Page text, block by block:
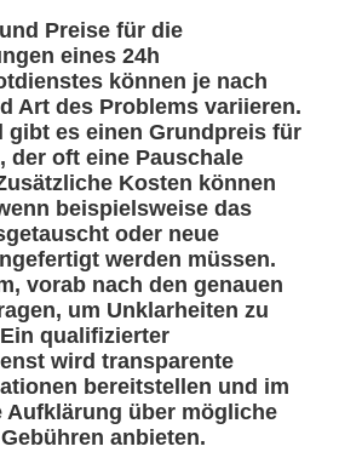
Preise für die
eines 24h
können je nach
Art des Problems variieren.
gibt es einen Grundpreis für
der oft eine Pauschale
Kosten können
beispielsweise das
oder neue
werden müssen.
vorab nach den genauen
um Unklarheiten zu
qualifizierter
wird transparente
bereitstellen und im
Aufklärung über mögliche
anbieten.